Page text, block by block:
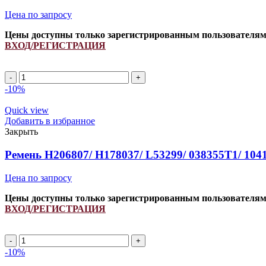
Цена по запросу
Цены доступны только зарегистрированным пользователям
ВХОД/РЕГИСТРАЦИЯ
A
1220Li/
(РСМ
6201489)
ремень
клиновой
INDFORCE
Strongest
-10%
Quick view
Добавить в избранное
Закрыть
Ремень H206807/ H178037/ L53299/ 038355T1/
Цена по запросу
Цены доступны только зарегистрированным пользователям
ВХОД/РЕГИСТРАЦИЯ
Ремень
H206807/
-10%